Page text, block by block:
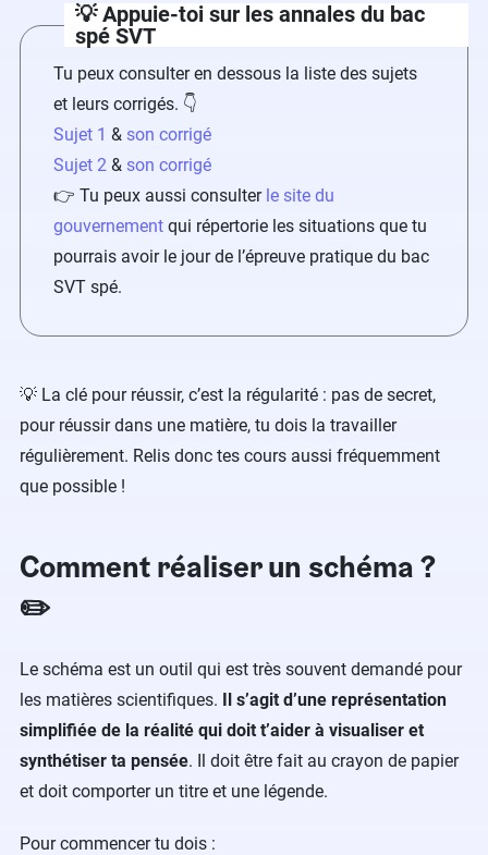
💡 Appuie-toi sur les annales du bac
spé SVT
Tu peux consulter en dessous la liste des sujets
et leurs corrigés. 👇
Sujet 1 & son corrigé
Sujet 2 & son corrigé
👉 Tu peux aussi consulter le site du
gouvernement qui répertorie les situations que tu
pourrais avoir le jour de l’épreuve pratique du bac
SVT spé.
💡 La clé pour réussir, c’est la régularité : pas de secret,
pour réussir dans une matière, tu dois la travailler
régulièrement. Relis donc tes cours aussi fréquemment
que possible !
Comment réaliser un schéma ?
✏️
Le schéma est un outil qui est très souvent demandé pour
les matières scientifiques. Il s’agit d’une représentation
simplifiée de la réalité qui doit t’aider à visualiser et
synthétiser ta pensée. Il doit être fait au crayon de papier
et doit comporter un titre et une légende.
Pour commencer tu dois :